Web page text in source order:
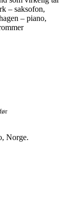
– saksofon,
– piano,
Norge.